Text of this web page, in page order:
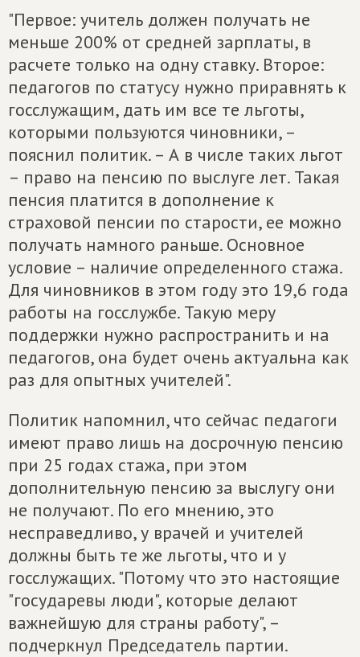
"Первое: учитель должен получать не
меньше 200% от средней зарплаты, в
расчете только на одну ставку. Второе:
педагогов по статусу нужно приравнять к
госслужащим, дать им все те льготы,
которыми пользуются чиновники, –
пояснил политик. – А в числе таких льгот
– право на пенсию по выслуге лет. Такая
пенсия платится в дополнение к
страховой пенсии по старости, ее можно
получать намного раньше. Основное
условие – наличие определенного стажа.
Для чиновников в этом году это 19,6 года
работы на госслужбе. Такую меру
поддержки нужно распространить и на
педагогов, она будет очень актуальна как
раз для опытных учителей".
Политик напомнил, что сейчас педагоги
имеют право лишь на досрочную пенсию
при 25 годах стажа, при этом
дополнительную пенсию за выслугу они
не получают. По его мнению, это
несправедливо, у врачей и учителей
должны быть те же льготы, что и у
госслужащих. "Потому что это настоящие
"государевы люди", которые делают
важнейшую для страны работу", –
подчеркнул Председатель партии.